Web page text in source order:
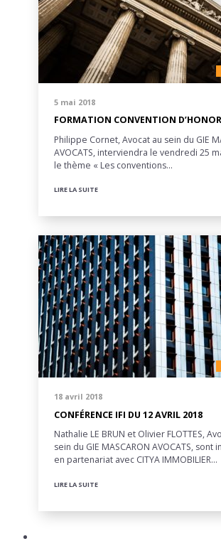
5 mai 2018
FORMATION CONVENTION
Philippe Cornet, Avocat au sein du GIE
AVOCATS, interviendra le vendredi 25
le thème « Les conventions…
LIRE LA SUITE
18 avril 2018
CONFÉRENCE IFI DU 12 AVRIL 2018
Nathalie LE BRUN et Olivier FLOTTES,
sein du GIE MASCARON AVOCATS, sont
en partenariat avec CITYA IMMOBILIER…
LIRE LA SUITE